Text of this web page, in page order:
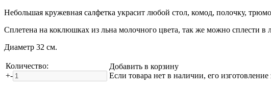
Небольшая кружевная салфетка украсит любой стол, комод, полочку,
Сплетена на коклюшках из льна молочного цвета, так же можно сплести
Диаметр 32 см.
Количество:
+-
Добавить в корзину
Если товара нет в наличии, его изготовление